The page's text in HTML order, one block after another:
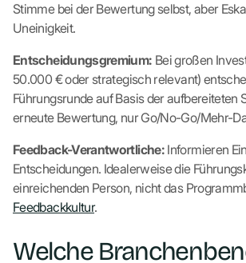
Stimme bei der Bewertung selbst, aber
Uneinigkeit.
Entscheidungsgremium: Bei großen
50.000 € oder strategisch relevant)
Führungsrunde auf Basis der aufbereiteten
erneute Bewertung, nur Go/No-Go/Mehr-
Feedback-Verantwortliche: Informieren
Entscheidungen. Idealerweise die
einreichenden Person, nicht das
Feedbackkultur.
Welche